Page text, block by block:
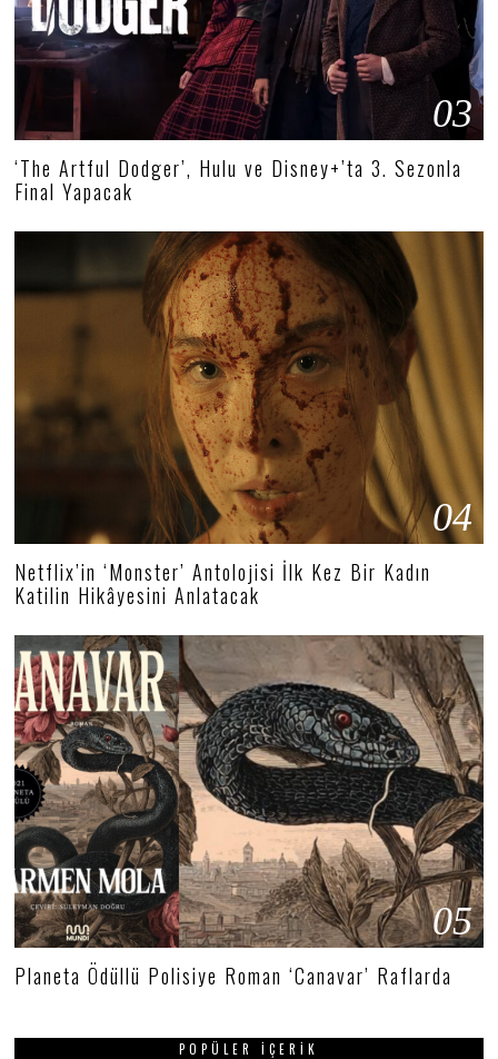
03
‘The Artful Dodger’, Hulu ve Disney+’ta 3. Sezonla
Final Yapacak
04
Netflix’in ‘Monster’ Antolojisi İlk Kez Bir Kadın
Katilin Hikâyesini Anlatacak
05
Planeta Ödüllü Polisiye Roman ‘Canavar’ Raflarda
POPÜLER İÇERIK